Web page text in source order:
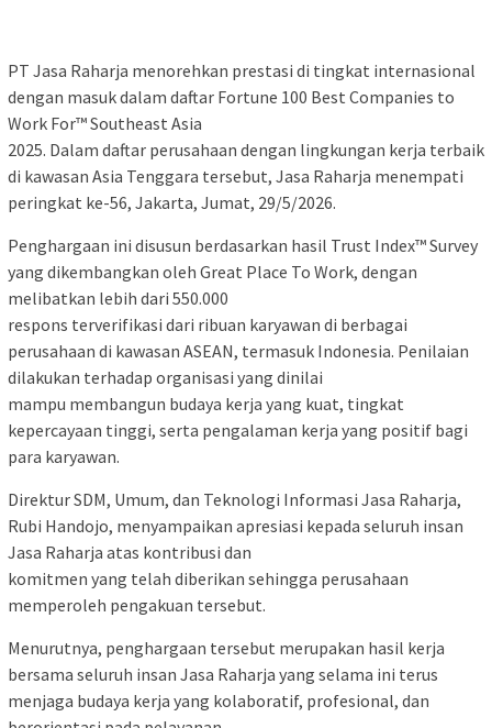
PT Jasa Raharja menorehkan prestasi di tingkat internasional
dengan masuk dalam daftar Fortune 100 Best Companies to
Work For™️ Southeast Asia
2025. Dalam daftar perusahaan dengan lingkungan kerja terbaik
di kawasan Asia Tenggara tersebut, Jasa Raharja menempati
peringkat ke-56, Jakarta, Jumat, 29/5/2026.
Penghargaan ini disusun berdasarkan hasil Trust Index™️ Survey
yang dikembangkan oleh Great Place To Work, dengan
melibatkan lebih dari 550.000
respons terverifikasi dari ribuan karyawan di berbagai
perusahaan di kawasan ASEAN, termasuk Indonesia. Penilaian
dilakukan terhadap organisasi yang dinilai
mampu membangun budaya kerja yang kuat, tingkat
kepercayaan tinggi, serta pengalaman kerja yang positif bagi
para karyawan.
Direktur SDM, Umum, dan Teknologi Informasi Jasa Raharja,
Rubi Handojo, menyampaikan apresiasi kepada seluruh insan
Jasa Raharja atas kontribusi dan
komitmen yang telah diberikan sehingga perusahaan
memperoleh pengakuan tersebut.
Menurutnya, penghargaan tersebut merupakan hasil kerja
bersama seluruh insan Jasa Raharja yang selama ini terus
menjaga budaya kerja yang kolaboratif, profesional, dan